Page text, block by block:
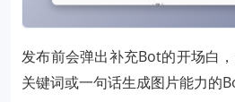
发布前会弹出补充Bot的开场白
关键词或一句话生成图片能力的